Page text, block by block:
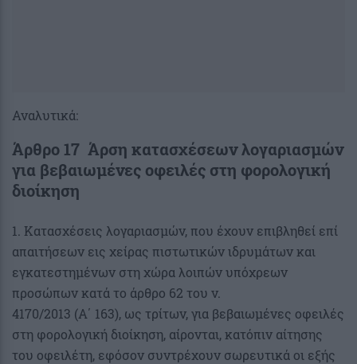
Αναλυτικά:
Άρθρο 17 Άρση κατασχέσεων λογαριασμών
για βεβαιωμένες οφειλές στη φορολογική
διοίκηση
1. Κατασχέσεις λογαριασμών, που έχουν επιβληθεί επί
απαιτήσεων εις χείρας πιστωτικών ιδρυμάτων και
εγκατεστημένων στη χώρα λοιπών υπόχρεων
προσώπων κατά το άρθρο 62 του ν.
4170/2013 (Α΄ 163), ως τρίτων, για βεβαιωμένες οφειλές
στη φορολογική διοίκηση, αίρονται, κατόπιν αίτησης
του οφειλέτη, εφόσον συντρέχουν σωρευτικά οι εξής